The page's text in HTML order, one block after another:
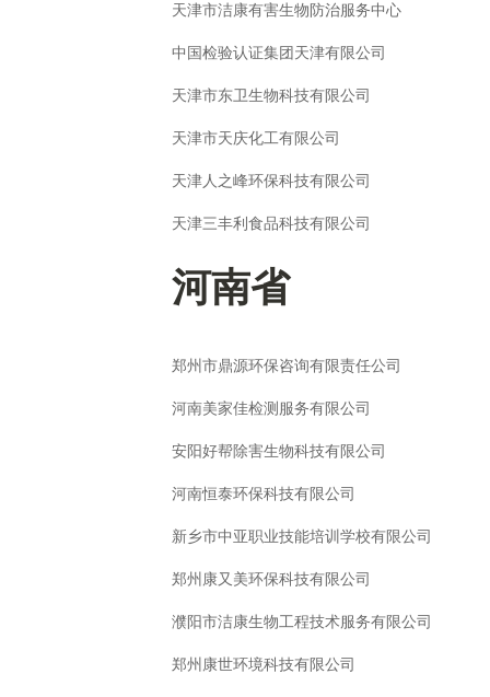
天津市洁康有害生物防治服务中心
中国检验认证集团天津有限公司
天津市东卫生物科技有限公司
天津市天庆化工有限公司
天津人之峰环保科技有限公司
天津三丰利食品科技有限公司
河南省
郑州市鼎源环保咨询有限责任公司
河南美家佳检测服务有限公司
安阳好帮除害生物科技有限公司
河南恒泰环保科技有限公司
新乡市中亚职业技能培训学校有限公司
郑州康又美环保科技有限公司
濮阳市洁康生物工程技术服务有限公司
郑州康世环境科技有限公司